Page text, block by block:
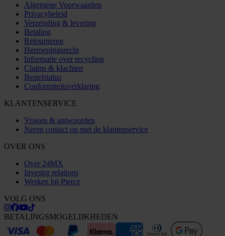
Algemene Voorwaarden
Privacybeleid
Verzending & levering
Betaling
Retourneren
Herroepingsrecht
Informatie over recycling
Claims & klachten
Bestelstatus
Conformiteitsverklaring
KLANTENSERVICE
Vragen & antwoorden
Neem contact op met de klantenservice
OVER ONS
Over 24MX
Investor relations
Werken bij Pierce
VOLG ONS
BETALINGSMOGELIJKHEDEN